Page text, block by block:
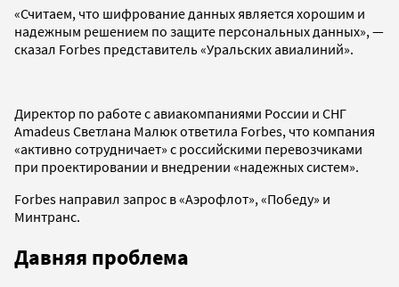
«Считаем, что шифрование данных является хорошим и
надежным решением по защите персональных данных», —
сказал Forbes представитель «Уральских авиалиний».
Директор по работе с авиакомпаниями России и СНГ
Amadeus Светлана Малюк ответила Forbes, что компания
«активно сотрудничает» с российскими перевозчиками
при проектировании и внедрении «надежных систем».
Forbes направил запрос в «Аэрофлот», «Победу» и
Минтранс.
Давняя проблема